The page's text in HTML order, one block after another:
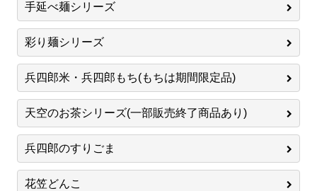
手延べ麺シリーズ
彩り麺シリーズ
兵四郎米・兵四郎もち(もちは期間限定品)
天空のお茶シリーズ(一部販売終了商品あり)
兵四郎のすりごま
花笠どんこ